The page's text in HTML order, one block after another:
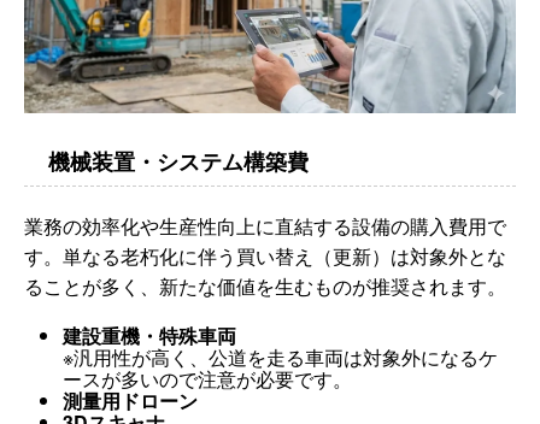
機械装置・システム構築費
業務の効率化や生産性向上に直結する設備の購入費用で
す。単なる老朽化に伴う買い替え（更新）は対象外とな
ることが多く、新たな価値を生むものが推奨されます。
建設重機・特殊車両
※汎用性が高く、公道を走る車両は対象外になるケ
ースが多いので注意が必要です。
測量用ドローン